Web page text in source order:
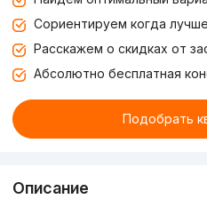
Сориентируем когда
Расскажем о скидках от
Абсолютно бесплатная
Подобрать
Описание